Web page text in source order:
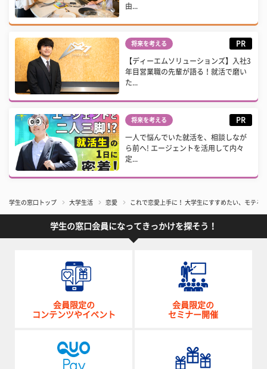
由...
将来を考える PR
【ディーエムソリューションズ】入社3
年目営業職の先輩が語る！就活で磨い
た...
将来を考える PR
一人で悩んでいた就活を、相談しなが
ら前へ! エージェントを活用して内々
定...
学生の窓口トップ 大学生活 恋愛 これで恋愛上手に！ 大学生にすすめたい、モテる
学生の窓口会員になってきっかけを探そう！
会員限定の
コンテンツやイベント
会員限定の
セミナー開催